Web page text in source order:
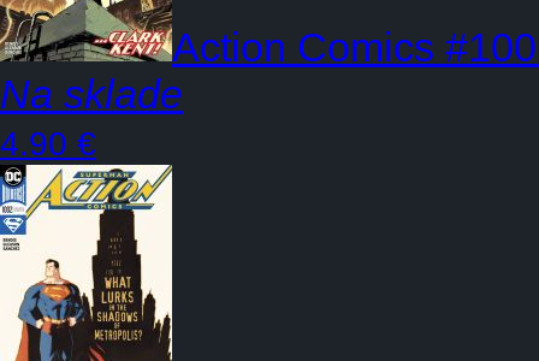
Action Comics
Na sklade
4.90 €